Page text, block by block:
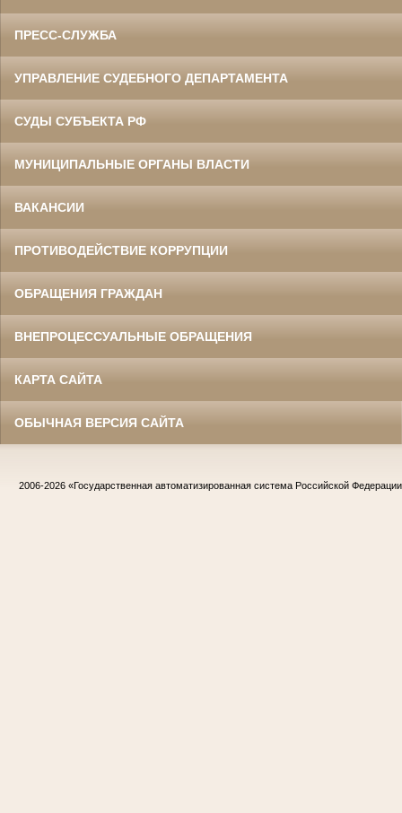
ПРЕСС-СЛУЖБА
УПРАВЛЕНИЕ СУДЕБНОГО ДЕПАРТАМЕНТА
СУДЫ СУБЪЕКТА РФ
МУНИЦИПАЛЬНЫЕ ОРГАНЫ ВЛАСТИ
ВАКАНСИИ
ПРОТИВОДЕЙСТВИЕ КОРРУПЦИИ
ОБРАЩЕНИЯ ГРАЖДАН
ВНЕПРОЦЕССУАЛЬНЫЕ ОБРАЩЕНИЯ
КАРТА САЙТА
ОБЫЧНАЯ ВЕРСИЯ САЙТА
2006-2026 «Государственная автоматизированная система Российской